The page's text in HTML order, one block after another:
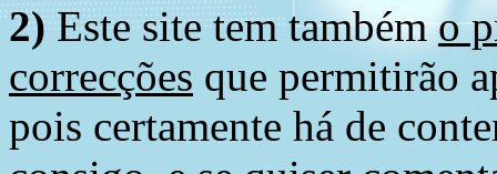
2) Este site tem tambémo
correcções que permitirão
pois certamente há de